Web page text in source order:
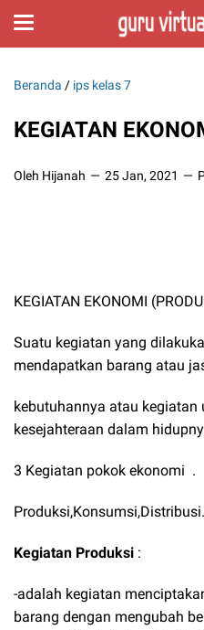
Beranda / ips kelas 7
KEGIATAN
Oleh Hijanah 25 Jan, 2021
KEGIATAN EKONOMI
Suatu kegiatan yang
mendapatkan barang atau
kebutuhannya atau kegiatan
kesejahteraan dalam
3 Kegiatan pokok ekonomi .
Produksi,Konsumsi,Distribusi.
Kegiatan Produksi :
-adalah kegiatan
barang dengan mengubah